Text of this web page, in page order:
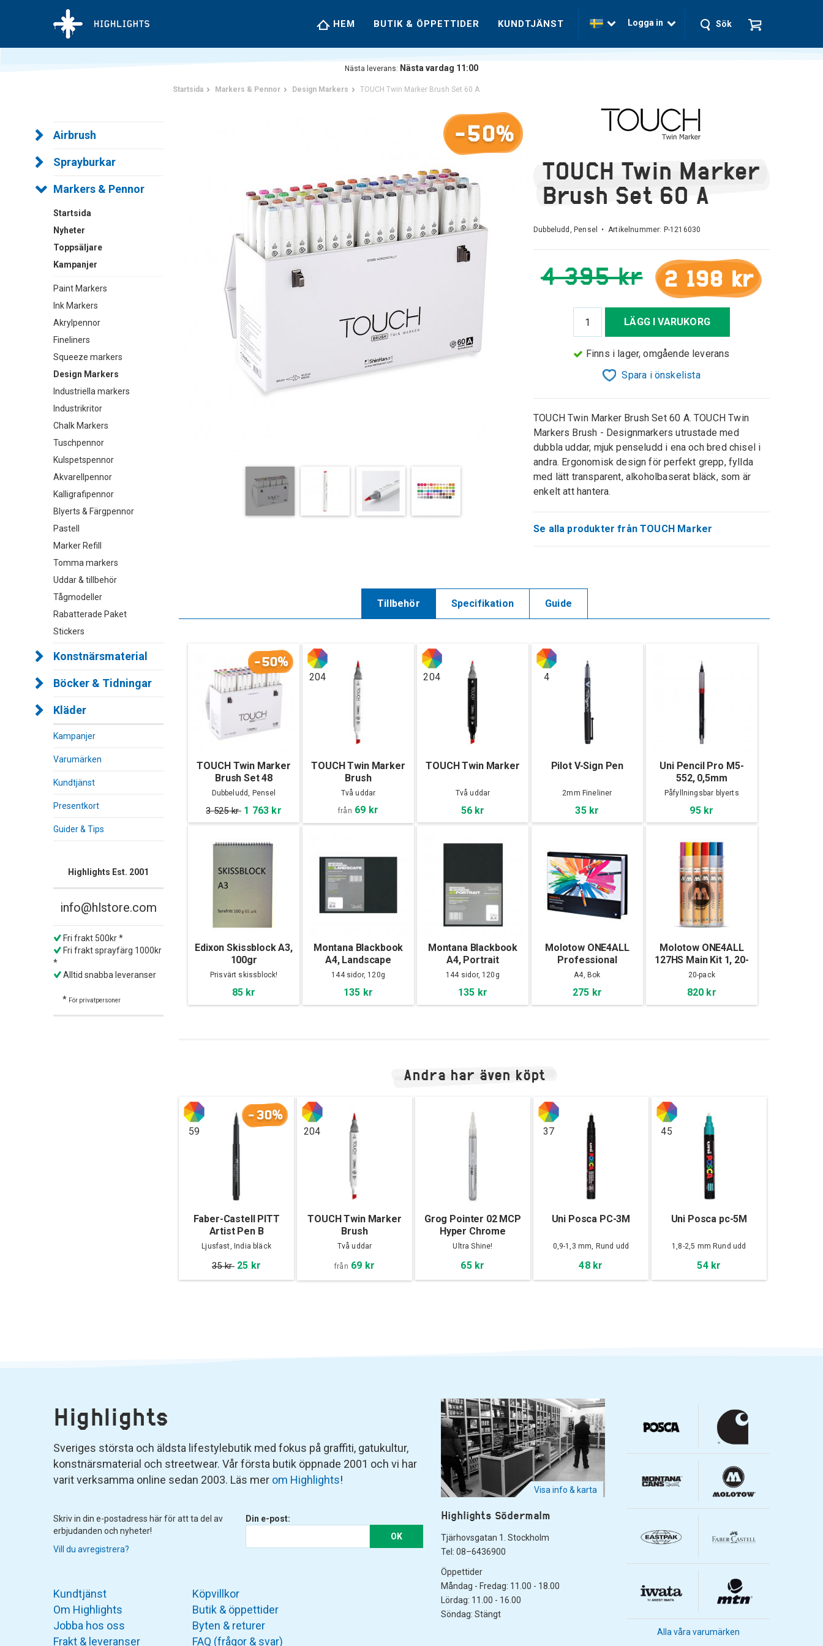
HEM BUTIK & ÖPPETTIDER KUNDTJÄNST Logga in Sök
Nästa leverans: Nästa vardag 11:00
Airbrush
Sprayburkar
Markers & Pennor
Startsida
Nyheter
Toppsäljare
Kampanjer
Paint Markers
Ink Markers
Akrylpennor
Fineliners
Squeeze markers
Design Markers
Industriella markers
Industrikritor
Chalk Markers
Tuschpennor
Kulspetspennor
Akvarellpennor
Kalligrafipennor
Blyerts & Färgpennor
Pastell
Marker Refill
Tomma markers
Uddar & tillbehör
Tågmodeller
Rabatterade Paket
Stickers
Konstnärsmaterial
Böcker & Tidningar
Kläder
Kampanjer
Varumärken
Kundtjänst
Presentkort
Guider & Tips
Highlights Est. 2001
info@hlstore.com
Fri frakt 500kr *
Fri frakt sprayfärg 1000kr
*
Alltid snabba leveranser
* För privatpersoner
Startsida Markers & Pennor Design Markers TOUCH Twin Marker Brush Set 60 A
-50%
TOUCH Twin Marker
Brush Set 60 A
Dubbeludd, Pensel • Artikelnummer: P-1216030
4 395 kr 2 198 kr
LÄGG I VARUKORG
Finns i lager, omgående leverans
Spara i önskelista
TOUCH Twin Marker Brush Set 60 A. TOUCH Twin
Markers Brush - Designmarkers utrustade med
dubbla uddar, mjuk penseludd i ena och bred chisel i
andra. Ergonomisk design för perfekt grepp, fyllda
med lätt transparent, alkoholbaserat bläck, som är
enkelt att hantera.
Se alla produkter från TOUCH Marker
Tillbehör Specifikation Guide
-50%
TOUCH Twin Marker
Brush Set 48
Dubbeludd, Pensel
3 525 kr 1 763 kr
204
TOUCH Twin Marker
Brush
Två uddar
från 69 kr
204
TOUCH Twin Marker
Två uddar
56 kr
4
Pilot V-Sign Pen
2mm Fineliner
35 kr
Uni Pencil Pro M5-
552, 0,5mm
Påfyllningsbar blyerts
95 kr
Edixon Skissblock A3,
100gr
Prisvärt skissblock!
85 kr
Montana Blackbook
A4, Landscape
144 sidor, 120g
135 kr
Montana Blackbook
A4, Portrait
144 sidor, 120g
135 kr
Molotow ONE4ALL
Professional
Sketchbook A4
A4, Bok
275 kr
Molotow ONE4ALL
127HS Main Kit 1, 20-
set
20-pack
820 kr
Andra har även köpt
-30%
59
Faber-Castell PITT
Artist Pen B
Ljusfast, India bläck
35 kr 25 kr
204
TOUCH Twin Marker
Brush
Två uddar
från 69 kr
Grog Pointer 02 MCP
Hyper Chrome
Ultra Shine!
65 kr
37
Uni Posca PC-3M
0,9-1,3 mm, Rund udd
48 kr
45
Uni Posca pc-5M
1,8-2,5 mm Rund udd
54 kr
Highlights
Sveriges största och äldsta lifestylebutik med fokus på graffiti, gatukultur,
konstnärsmaterial och streetwear. Vår första butik öppnade 2001 och vi har
varit verksamma online sedan 2003. Läs mer om Highlights!
Skriv in din e-postadress här för att ta del av
erbjudanden och nyheter!
Vill du avregistrera?
Din e-post:
OK
Visa info & karta
Highlights Södermalm
Tjärhovsgatan 1. Stockholm
Tel: 08–6436900
Öppettider
Måndag - Fredag: 11.00 - 18.00
Lördag: 11.00 - 16.00
Söndag: Stängt
Kundtjänst
Om Highlights
Jobba hos oss
Frakt & leveranser
Köpvillkor
Butik & öppettider
Byten & returer
FAQ (frågor & svar)
Alla våra varumärken